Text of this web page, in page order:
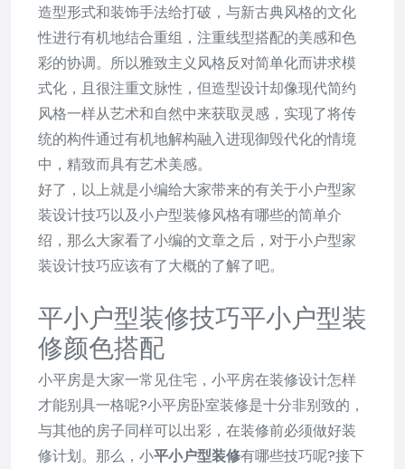
造型形式和装饰手法给打破，与新古典风格的文化
性进行有机地结合重组，注重线型搭配的美感和色
彩的协调。所以雅致主义风格反对简单化而讲求模
式化，且很注重文脉性，但造型设计却像现代简约
风格一样从艺术和自然中来获取灵感，实现了将传
统的构件通过有机地解构融入进现御毁代化的情境
中，精致而具有艺术美感。
好了，以上就是小编给大家带来的有关于小户型家
装设计技巧以及小户型装修风格有哪些的简单介
绍，那么大家看了小编的文章之后，对于小户型家
装设计技巧应该有了大概的了解了吧。
平小户型装修技巧平小户型装
修颜色搭配
小平房是大家一常见住宅，小平房在装修设计怎样
才能别具一格呢?小平房卧室装修是十分非别致的，
与其他的房子同样可以出彩，在装修前必须做好装
修计划。那么，小平小户型装修有哪些技巧呢?接下